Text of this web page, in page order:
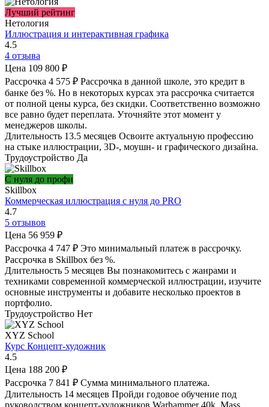
Лучший рейтинг
Нетология
Иллюстрация и интерактивная графика
4.5
4 отзыва
Цена 109 800 ₽
Рассрочка 4 575 ₽ Рассрочка в данной школе, это кредит в
банке без %. Но в некоторых курсах эта рассрочка считается
от полной цены курса, без скидки. Соответственно возможно
все равно будет переплата. Уточняйте этот момент у
менеджеров школы.
Длительность 13.5 месяцев Освоите актуальную профессию
на стыке иллюстрации, 3D-, моушн- и графического дизайна.
Трудоустройство Да
С нуля до профи
Skillbox
Коммерческая иллюстрация с нуля до PRO
4.7
5 отзывов
Цена 56 959 ₽
Рассрочка 4 747 ₽ Это минимальный платеж в рассрочку.
Рассрочка в Skillbox без %.
Длительность 5 месяцев Вы познакомитесь с жанрами и
техниками современной коммерческой иллюстрации, изучите
основные инструменты и добавите несколько проектов в
портфолио.
Трудоустройство Нет
XYZ School
Курс Концепт-художник
4.5
Цена 188 200 ₽
Рассрочка 7 841 ₽ Сумма минимального платежа.
Длительность 14 месяцев Пройди годовое обучение под
руководством концепт-художников Warhammer 40k, Mass